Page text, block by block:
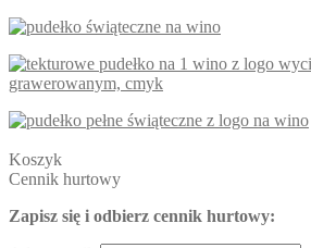
Koszyk
Cennik hurtowy
Zapisz się i odbierz cennik hurtowy: